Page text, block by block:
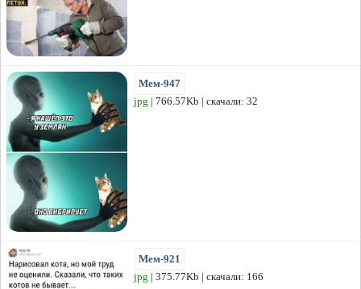
Мем-947
jpg | 766.57Kb | скачали: 32
Мем-921
jpg | 375.77Kb | скачали: 166